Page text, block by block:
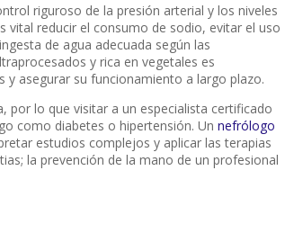
riguroso de la presión arterial y los niveles
vital reducir el consumo de sodio, evitar el uso
de agua adecuada según las
y rica en vegetales es
asegurar su funcionamiento a largo plazo.
por lo que visitar a un especialista certificado
como diabetes o hipertensión. Un nefrólogo
estudios complejos y aplicar las terapias
la prevención de la mano de un profesional